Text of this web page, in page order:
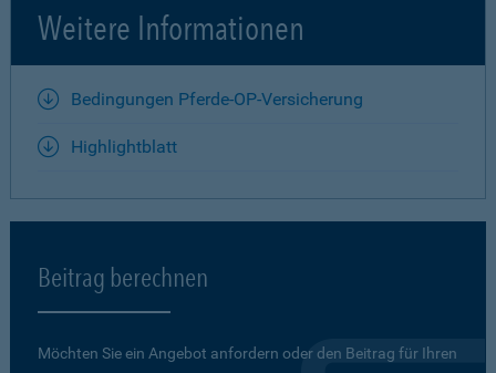
Weitere Informationen
Bedingungen Pferde-OP-Versicherung
Highlightblatt
Beitrag berechnen
Möchten Sie ein Angebot anfordern oder den Beitrag für Ihren